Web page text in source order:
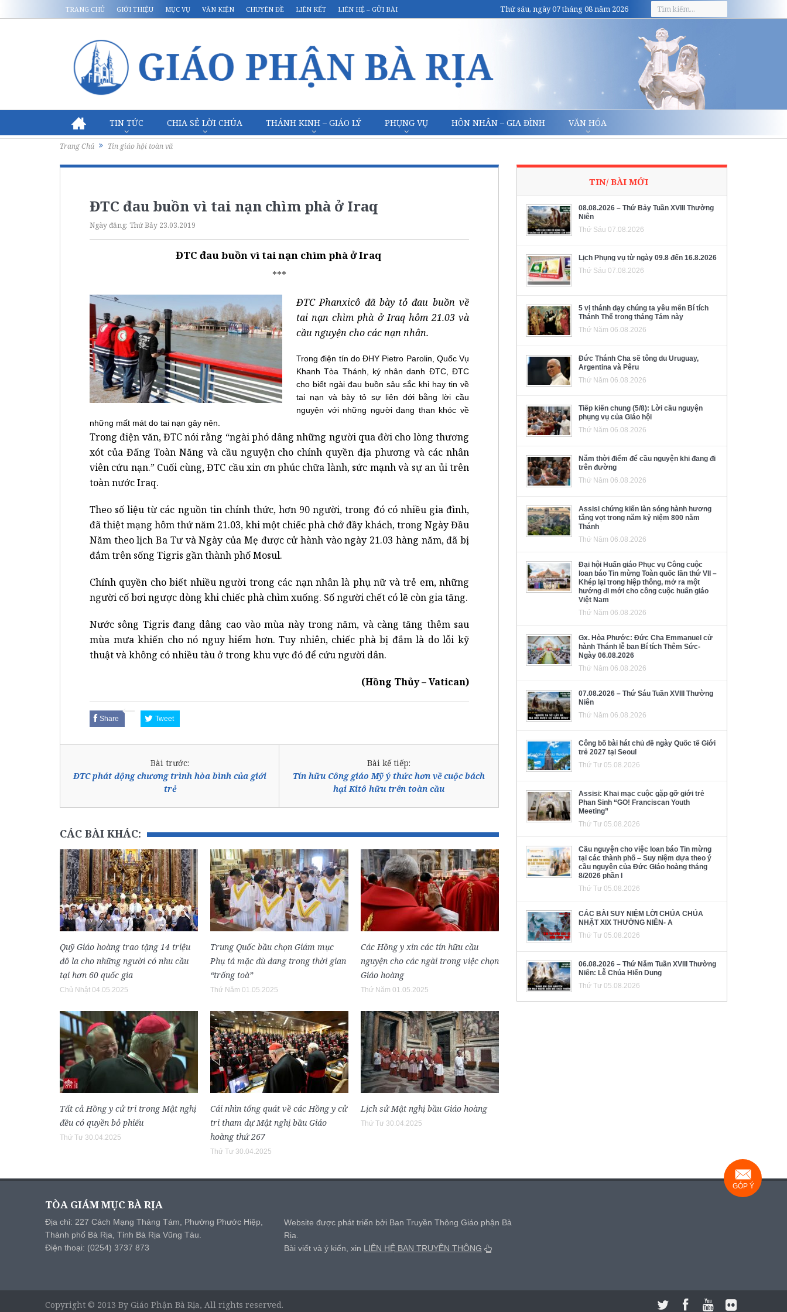
TRANG CHỦ GIỚI THIỆU MỤC VỤ VĂN KIỆN CHUYÊN ĐỀ LIÊN KẾT LIÊN HỆ – GỬI BÀI Thứ sáu, ngày 07 tháng 08 năm 2026
TIN TỨC CHIA SẺ LỜI CHÚA THÁNH KINH – GIÁO LÝ PHỤNG VỤ HÔN NHÂN – GIA ĐÌNH VĂN HÓA
Trang Chủ Tin giáo hội toàn vũ
ĐTC đau buồn vì tai nạn chìm phà ở Iraq
Ngày đăng: Thứ Bảy 23.03.2019
ĐTC đau buồn vì tai nạn chìm phà ở Iraq
***
ĐTC Phanxicô đã bày tỏ đau buồn về
tai nạn chìm phà ở Iraq hôm 21.03 và
cầu nguyện cho các nạn nhân.
Trong điện tín do ĐHY Pietro Parolin, Quốc Vụ
Khanh Tòa Thánh, ký nhân danh ĐTC, ĐTC
cho biết ngài đau buồn sâu sắc khi hay tin về
tai nạn và bày tỏ sự liên đới bằng lời cầu
nguyện với những người đang than khóc về
những mất mát do tai nạn gây nên.
Trong điện văn, ĐTC nói rằng “ngài phó dâng những người qua đời cho lòng thương
xót của Đấng Toàn Năng và cầu nguyện cho chính quyền địa phương và các nhân
viên cứu nạn.” Cuối cùng, ĐTC cầu xin ơn phúc chữa lành, sức mạnh và sự an ủi trên
toàn nước Iraq.
Theo số liệu từ các nguồn tin chính thức, hơn 90 người, trong đó có nhiều gia đình,
đã thiệt mạng hôm thứ năm 21.03, khi một chiếc phà chở đầy khách, trong Ngày Đầu
Năm theo lịch Ba Tư và Ngày của Mẹ được cử hành vào ngày 21.03 hàng năm, đã bị
đắm trên sống Tigris gần thành phố Mosul.
Chính quyền cho biết nhiều người trong các nạn nhân là phụ nữ và trẻ em, những
người cố bơi ngược dòng khi chiếc phà chìm xuống. Số người chết có lẽ còn gia tăng.
Nước sông Tigris đang dâng cao vào mùa này trong năm, và càng tăng thêm sau
mùa mưa khiến cho nó nguy hiểm hơn. Tuy nhiên, chiếc phà bị đắm là do lỗi kỹ
thuật và không có nhiều tàu ở trong khu vực đó để cứu người dân.
(Hồng Thủy – Vatican)
Share Tweet
Bài trước:
ĐTC phát động chương trình hòa bình của giới
trẻ
Bài kế tiếp:
Tín hữu Công giáo Mỹ ý thức hơn về cuộc bách
hại Kitô hữu trên toàn cầu
CÁC BÀI KHÁC:
Quỹ Giáo hoàng trao tặng 14 triệu
đô la cho những người có nhu cầu
tại hơn 60 quốc gia
Chủ Nhật 04.05.2025
Trung Quốc bầu chọn Giám mục
Phụ tá mặc dù đang trong thời gian
“trống toà”
Thứ Năm 01.05.2025
Các Hồng y xin các tín hữu cầu
nguyện cho các ngài trong việc chọn
Giáo hoàng
Thứ Năm 01.05.2025
Tất cả Hồng y cử tri trong Mật nghị
đều có quyền bỏ phiếu
Thứ Tư 30.04.2025
Cái nhìn tổng quát về các Hồng y cử
tri tham dự Mật nghị bầu Giáo
hoàng thứ 267
Thứ Tư 30.04.2025
Lịch sử Mật nghị bầu Giáo hoàng
Thứ Tư 30.04.2025
TIN/ BÀI MỚI
08.08.2026 – Thứ Bảy Tuần XVIII Thường
Niên
Thứ Sáu 07.08.2026
Lịch Phụng vụ từ ngày 09.8 đến 16.8.2026
Thứ Sáu 07.08.2026
5 vị thánh dạy chúng ta yêu mến Bí tích
Thánh Thể trong tháng Tám này
Thứ Năm 06.08.2026
Đức Thánh Cha sẽ tông du Uruguay,
Argentina và Pêru
Thứ Năm 06.08.2026
Tiếp kiến chung (5/8): Lời cầu nguyện
phụng vụ của Giáo hội
Thứ Năm 06.08.2026
Năm thời điểm để cầu nguyện khi đang đi
trên đường
Thứ Năm 06.08.2026
Assisi chứng kiến làn sóng hành hương
tăng vọt trong năm kỷ niệm 800 năm
Thánh
Thứ Năm 06.08.2026
Đại hội Huấn giáo Phục vụ Công cuộc
loan báo Tin mừng Toàn quốc lần thứ VII –
Khép lại trong hiệp thông, mở ra một
hướng đi mới cho công cuộc huấn giáo
Việt Nam
Thứ Năm 06.08.2026
Gx. Hòa Phước: Đức Cha Emmanuel cử
hành Thánh lễ ban Bí tích Thêm Sức-
Ngày 06.08.2026
Thứ Năm 06.08.2026
07.08.2026 – Thứ Sáu Tuần XVIII Thường
Niên
Thứ Năm 06.08.2026
Công bố bài hát chủ đề ngày Quốc tế Giới
trẻ 2027 tại Seoul
Thứ Tư 05.08.2026
Assisi: Khai mạc cuộc gặp gỡ giới trẻ
Phan Sinh “GO! Franciscan Youth
Meeting”
Thứ Tư 05.08.2026
Cầu nguyện cho việc loan báo Tin mừng
tại các thành phố – Suy niệm dựa theo ý
cầu nguyện của Đức Giáo hoàng tháng
8/2026 phần I
Thứ Tư 05.08.2026
CÁC BÀI SUY NIỆM LỜI CHÚA CHÚA
NHẬT XIX THƯỜNG NIÊN- A
Thứ Tư 05.08.2026
06.08.2026 – Thứ Năm Tuần XVIII Thường
Niên: Lễ Chúa Hiển Dung
Thứ Tư 05.08.2026
TÒA GIÁM MỤC BÀ RỊA
Địa chỉ: 227 Cách Mạng Tháng Tám, Phường Phước Hiệp,
Thành phố Bà Rịa, Tỉnh Bà Rịa Vũng Tàu.
Điện thoại: (0254) 3737 873
Website được phát triển bởi Ban Truyền Thông Giáo phận Bà
Rịa.
Bài viết và ý kiến, xin LIÊN HỆ BAN TRUYỀN THÔNG
Copyright © 2013 By Giáo Phận Bà Rịa, All rights reserved.
GÓP Ý